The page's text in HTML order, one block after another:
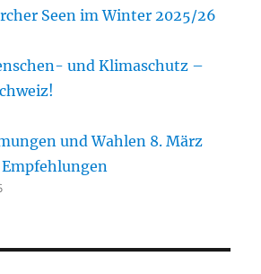
Seen im Winter 2025/26
und Klimaschutz –
und Wahlen 8. März